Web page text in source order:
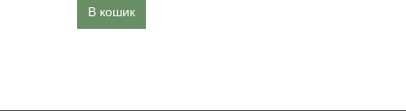
В кошик